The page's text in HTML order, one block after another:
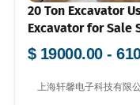
20 Ton Excavator
Excavator for Sale
330bl 336D Low
$ 19000.00 -
上海轩馨电子科技有限